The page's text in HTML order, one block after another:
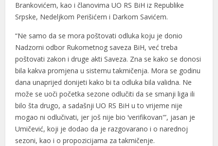
Brankovićem, kao i članovima UO RS BiH iz Republike
Srpske, Nedeljkom Perišićem i Darkom Savićem.
“Ne samo da se mora poštovati odluka koju je donio
Nadzorni odbor Rukometnog saveza BiH, već treba
poštovati zakon i druge akti Saveza. Zna se kako se donosi
bila kakva promjena u sistemu takmičenja. Mora se godinu
dana unaprijed donijeti kako bi ta odluka bila validna. Ne
može se uoči početka sezone odlučiti da se smanji liga ili
bilo šta drugo, a sadašnji UO RS BiH u to vrijeme nije
mogao ni odlučivati, jer još nije bio ‘verifikovan'”, jasan je
Umičević, koji je dodao da je razgovarano i o narednoj
sezoni, kao i o propozicijama za takmičenje.